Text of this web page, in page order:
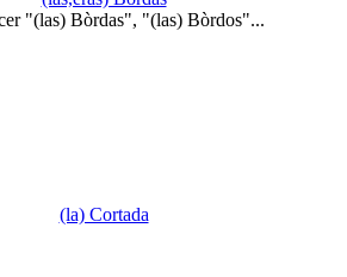
"(las) Bòrdas", "(las) Bòrdos"...
(la) Cortada